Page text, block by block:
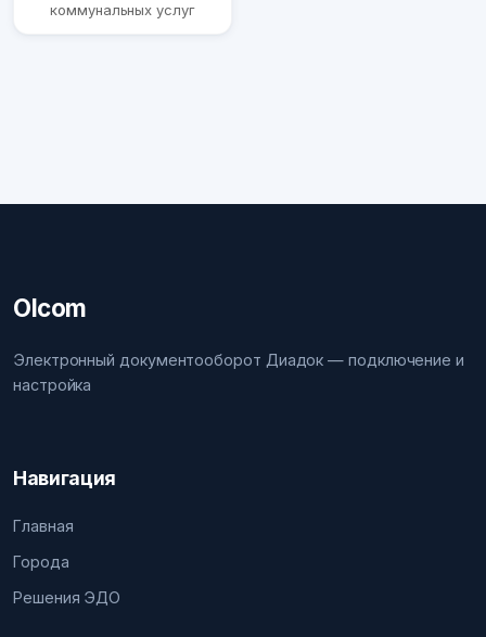
коммунальных услуг
Olcom
Электронный документооборот Диадок — подключение и
настройка
Навигация
Главная
Города
Решения ЭДО